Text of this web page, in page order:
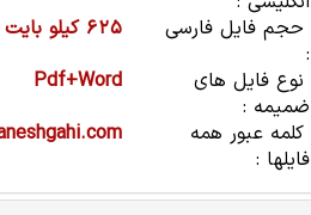
حجم فایل فارسی
:
625 کیلو بایت
نوع فایل های
ضمیمه :
Pdf+Word
کلمه عبور همه
فایلها :